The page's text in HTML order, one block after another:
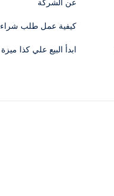
كيفية عمل طلب شراء
ابدأ البيع علي كذا ميزة